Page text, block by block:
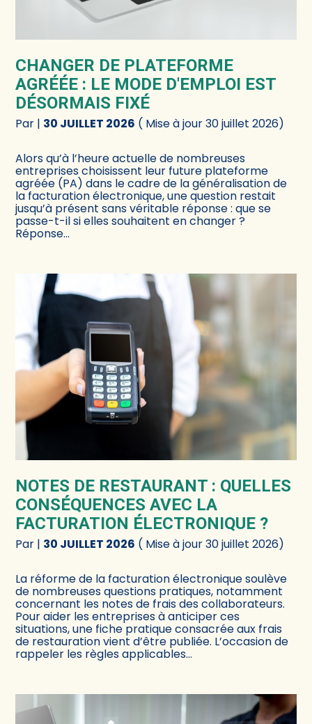
CHANGER DE PLATEFORME
AGRÉÉE : LE MODE D'EMPLOI EST
DÉSORMAIS FIXÉ
Par | 30 JUILLET 2026 ( Mise à jour 30 juillet 2026)
Alors qu’à l’heure actuelle de nombreuses
entreprises choisissent leur future plateforme
agréée (PA) dans le cadre de la généralisation de
la facturation électronique, une question restait
jusqu’à présent sans véritable réponse : que se
passe-t-il si elles souhaitent en changer ?
Réponse…
NOTES DE RESTAURANT : QUELLES
CONSÉQUENCES AVEC LA
FACTURATION ÉLECTRONIQUE ?
Par | 30 JUILLET 2026 ( Mise à jour 30 juillet 2026)
La réforme de la facturation électronique soulève
de nombreuses questions pratiques, notamment
concernant les notes de frais des collaborateurs.
Pour aider les entreprises à anticiper ces
situations, une fiche pratique consacrée aux frais
de restauration vient d’être publiée. L’occasion de
rappeler les règles applicables…